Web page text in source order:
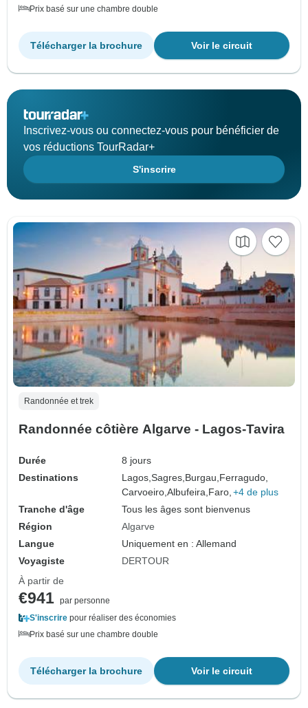
Prix basé sur une chambre double
Voir le circuit
Télécharger la brochure
Inscrivez-vous ou connectez-vous pour bénéficier de
vos réductions TourRadar+
S'inscrire
Randonnée et trek
Randonnée côtière Algarve - Lagos-Tavira
Durée
8 jours
Destinations
Lagos,Sagres,Burgau,Ferragudo,
Carvoeiro,Albufeira,Faro, +4 de plus
Tranche d'âge
Tous les âges sont bienvenus
Région
Algarve
Langue
Uniquement en : Allemand
Voyagiste
DERTOUR
À partir de
€941 par personne
S'inscrire pour réaliser des économies
Prix basé sur une chambre double
Voir le circuit
Télécharger la brochure